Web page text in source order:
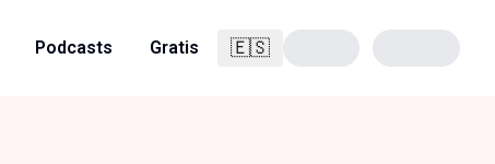
Podcasts Gratis 🇪🇸Español